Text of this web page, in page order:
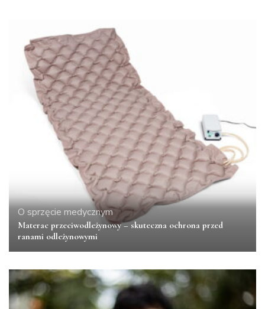
O sprzęcie medycznym
Materac przeciwodleżynowy – skuteczna ochrona przed
ranami odleżynowymi